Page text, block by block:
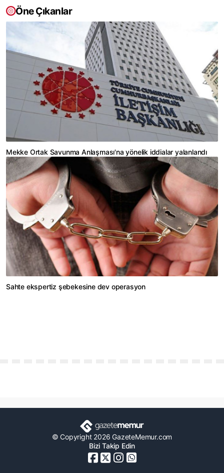
Öne Çıkanlar
Mekke Ortak Savunma Anlaşması'na yönelik iddialar yalanlandı
Sahte ekspertiz şebekesine dev operasyon
© Copyright 2026 GazeteMemur.com
Bizi Takip Edin